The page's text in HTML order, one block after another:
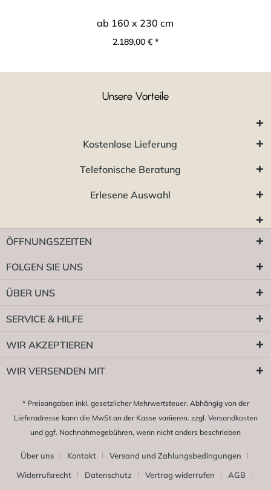
ab 160 x 230 cm
2.189,00 € *
Unsere Vorteile
Kostenlose Lieferung
Telefonische Beratung
Erlesene Auswahl
ÖFFNUNGSZEITEN
FOLGEN SIE UNS
ÜBER UNS
SERVICE & HILFE
WIR AKZEPTIEREN
WIR VERSENDEN MIT
* Preisangaben inkl. gesetzlicher Mehrwertsteuer. Abhängig von der
Lieferadresse kann die MwSt an der Kasse variieren. zzgl. Versandkosten
und ggf. Nachnahmegebühren, wenn nicht anders beschrieben
Über uns Kontakt
Versand und Zahlungsbedingungen
Widerrufsrecht
Datenschutz Vertrag widerrufen
AGB